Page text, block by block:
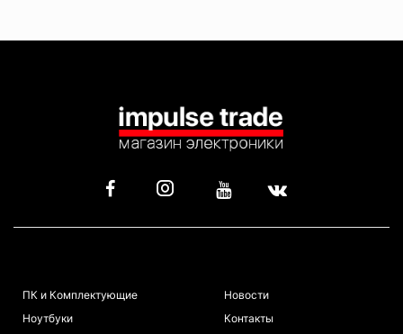
ПК и Комплектующие
Ноутбуки
Новости
Контакты